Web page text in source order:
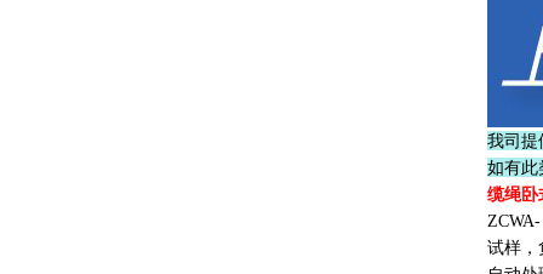
我司提
如有此
缆绳卧
试样，